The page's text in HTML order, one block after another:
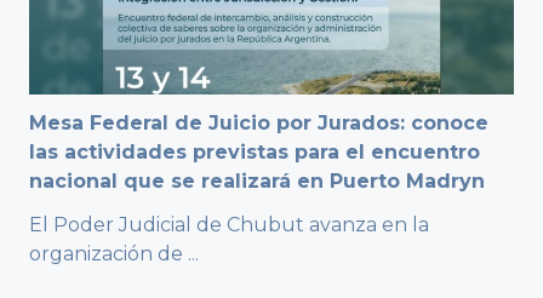
Mesa Federal de Juicio por Jurados: conoce
las actividades previstas para el encuentro
nacional que se realizará en Puerto Madryn
El Poder Judicial de Chubut avanza en la
organización de ...